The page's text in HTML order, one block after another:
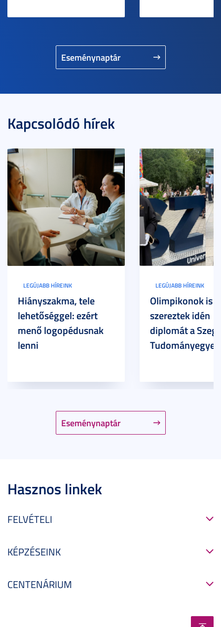
Eseménynaptár
Kapcsolódó hírek
Eseménynaptár
LEGÚJABB HÍREINK
Hiányszakma, tele
lehetőséggel: ezért
menő logopédusnak
lenni
LEGÚJABB HÍREINK
Olimpikonok is
szereztek idén
diplomát a
Hasznos linkek
FELVÉTELI
KÉPZÉSEINK
CENTENÁRIUM